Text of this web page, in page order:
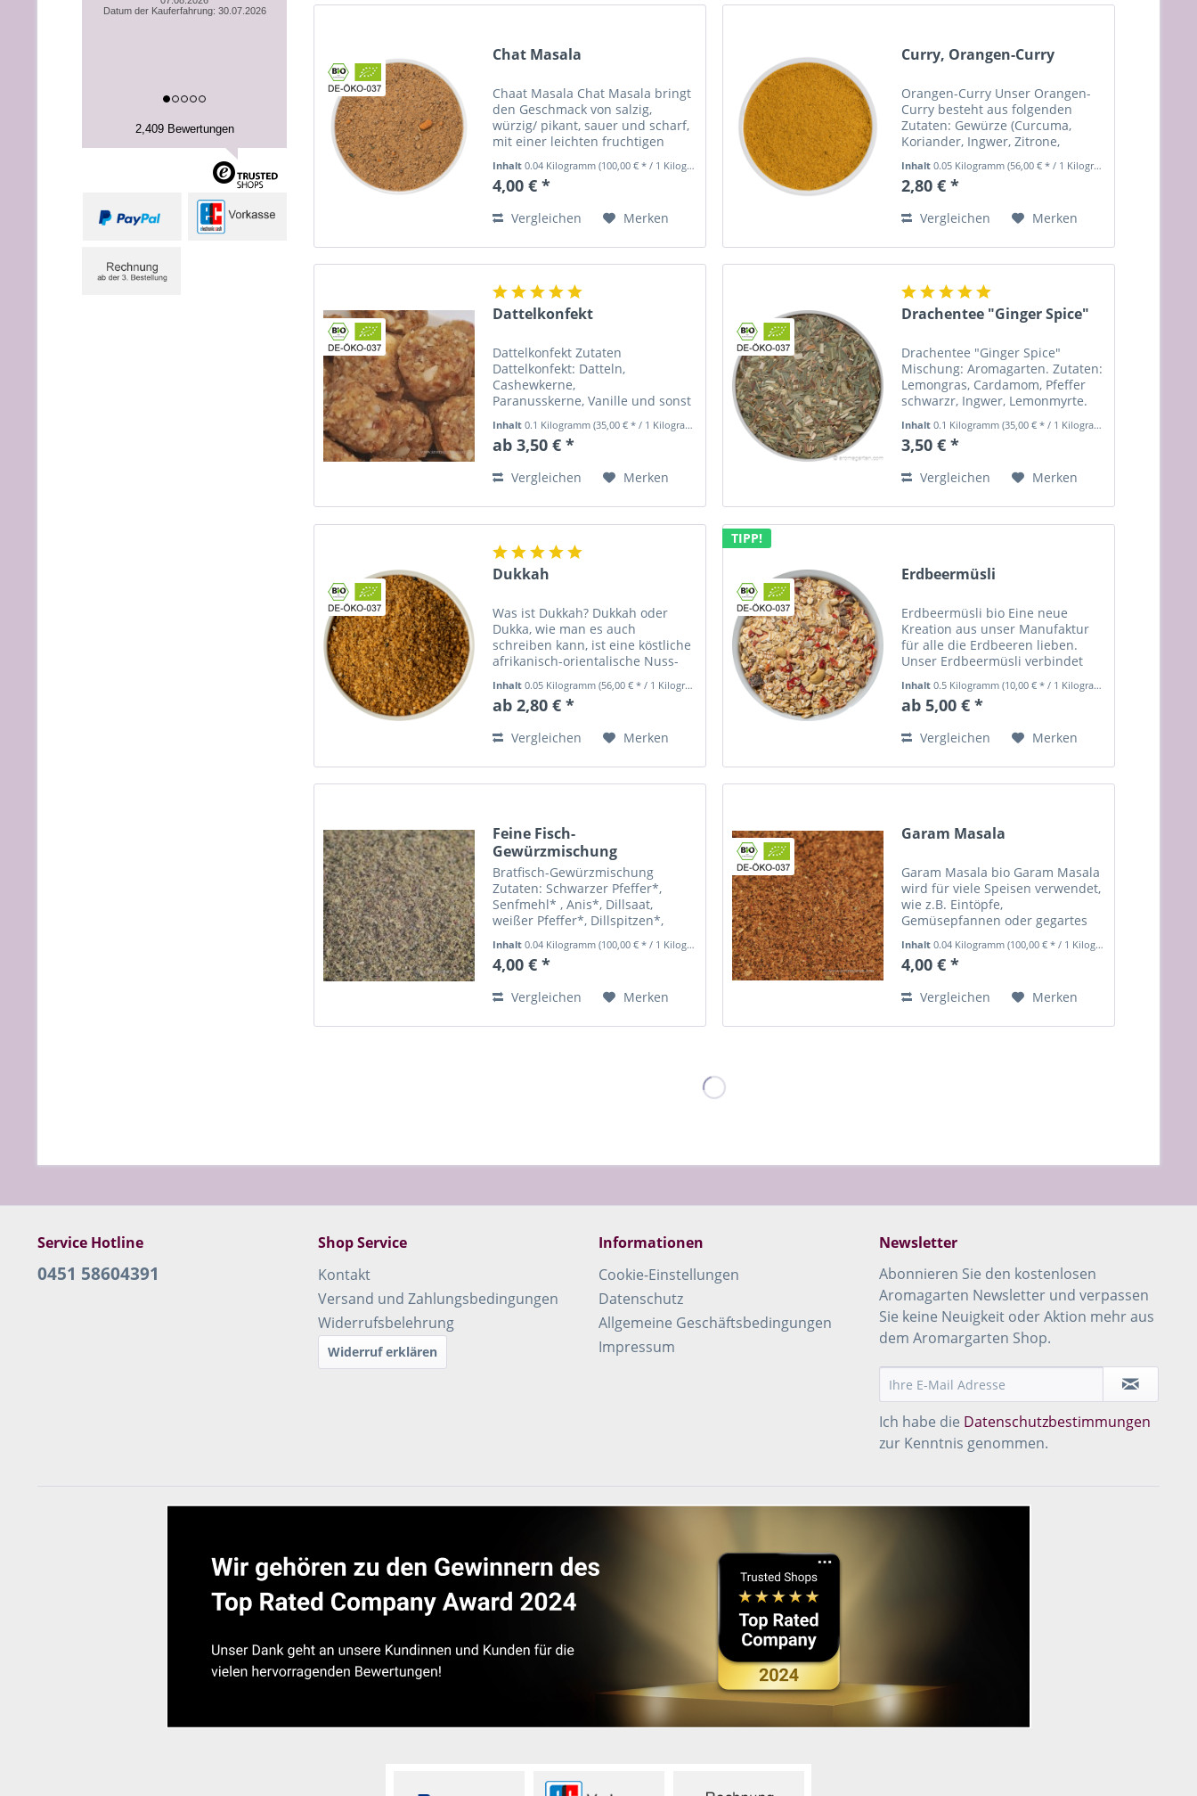
Datum der Kauferfahrung: 30.07.2026
2,409 Bewertungen
Chat Masala
Chaat Masala Chat Masala bringt
den Geschmack von salzig,
würzig/ pikant, sauer und scharf,
mit einer leichten fruchtigen
einzigartigen Aroma Chat Masala
oder auch Chaat Masala passt
Inhalt0.04 Kilogramm(100,00 € * / 1 Kilogramm)
4,00 € *
Vergleichen Merken
Curry, Orangen-Curry
Orangen-Curry Unser Orangen-
Curry besteht aus folgenden
Zutaten: Gewürze (Curcuma,
Koriander, Ingwer, Zitrone,
Lorbeer, Chillie),
Orangenfruchtpulver:
Traubenzucker. Kann Spuren
Inhalt0.05 Kilogramm(56,00 € * / 1 Kilogramm)
2,80 € *
Vergleichen Merken
Dattelkonfekt
Dattelkonfekt Zutaten
Dattelkonfekt: Datteln,
Cashewkerne,
Paranusskerne, Vanille und sonst
aus kontrolliert biologischem
Anbau. Dieses Dattelkonfekt war
Hamburger Kunden zur...
Inhalt0.1 Kilogramm(35,00 € * / 1 Kilogramm)
ab 3,50 € *
Vergleichen Merken
Drachentee "Ginger Spice"
Drachentee "Ginger Spice"
Mischung: Aromagarten. Zutaten:
Lemongras, Cardamom, Pfeffer
schwarzr, Ingwer, Lemonmyrte.
stammen aus kontrolliert
biologischem Anbau.
Schärfewunsch 5-10min....
Inhalt0.1 Kilogramm(35,00 € * / 1 Kilogramm)
3,50 € *
Vergleichen Merken
Dukkah
Was ist Dukkah? Dukkah oder
Dukka, wie man es auch
schreiben kann, ist eine köstliche
afrikanisch-orientalische Nuss-
Nüssen und Gewürzen. Es gibt
viele verschiedene Rezepte von
Inhalt0.05 Kilogramm(56,00 € * / 1 Kilogramm)
ab 2,80 € *
Vergleichen Merken
TIPP!
Erdbeermüsli
Erdbeermüsli bio Eine neue
Kreation aus unser Manufaktur
für alle die Erdbeeren lieben.
Unser Erdbeermüsli verbindet
dem vollem Erdbeergenuss von
gefriergetrockneten Erdbeeren
Inhalt0.5 Kilogramm(10,00 € * / 1 Kilogramm)
ab 5,00 € *
Vergleichen Merken
Feine Fisch-
Gewürzmischung
Bratfisch-Gewürzmischung
Zutaten: Schwarzer Pfeffer*,
Senfmehl* , Anis*, Dillsaat,
weißer Pfeffer*, Dillspitzen*,
Pfeffer*, Piment*, Wacholder*,
Szechuanpfeffer*. Alle mit *
stammen...
Inhalt0.04 Kilogramm(100,00 € * / 1 Kilogramm)
4,00 € *
Vergleichen Merken
Garam Masala
Garam Masala bio Garam Masala
wird für viele Speisen verwendet,
wie z.B. Eintöpfe,
Gemüsepfannen oder gegartes
auch für Geflügel (butter chicken)
und natürlich für Masalas.
Inhalt0.04 Kilogramm(100,00 € * / 1 Kilogramm)
4,00 € *
Vergleichen Merken
Service Hotline
0451 58604391
Shop Service
Kontakt
Versand und Zahlungsbedingungen
Widerrufsbelehrung
Widerruf erklären
Informationen
Cookie-Einstellungen
Datenschutz
Allgemeine Geschäftsbedingungen
Impressum
Newsletter
Abonnieren Sie den kostenlosen
Aromagarten Newsletter und verpassen
Sie keine Neuigkeit oder Aktion mehr aus
dem Aromargarten Shop.
Ich habe die Datenschutzbestimmungen
zur Kenntnis genommen.